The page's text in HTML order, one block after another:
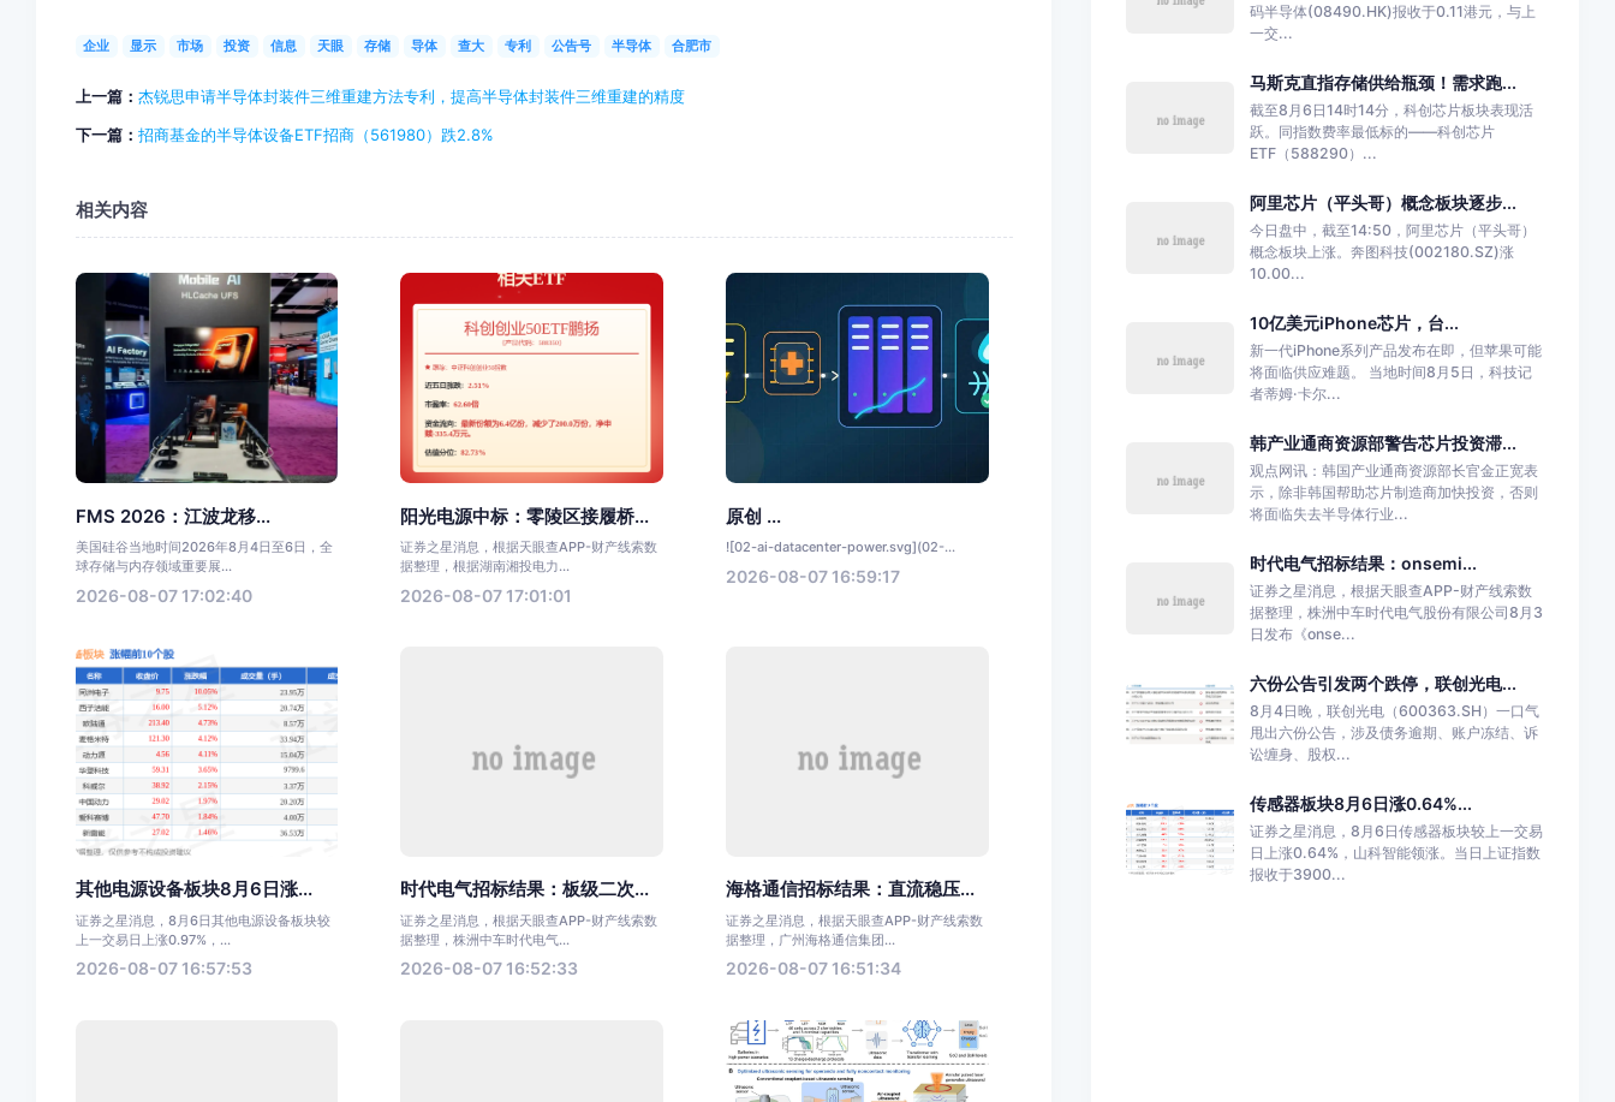
企业 显示 市场 投资 信息 天眼 存储 导体 查大 专利 公告号 半导体 合肥市
上一篇： 杰锐思申请半导体封装件三维重建方法专利，提高半导体封装件三维重建的精度
下一篇： 招商基金的半导体设备ETF招商（561980）跌2.8%
相关内容
FMS 2026：江波龙移...
美国硅谷当地时间2026年8月4日至6日，全
球存储与内存领域重要展...
2026-08-07 17:02:40
阳光电源中标：零陵区接履桥...
证券之星消息，根据天眼查APP-财产线索数
据整理，根据湖南湘投电力...
2026-08-07 17:01:01
原创 ...
![02-ai-datacenter-power.svg](02-...
2026-08-07 16:59:17
其他电源设备板块8月6日涨...
证券之星消息，8月6日其他电源设备板块较
上一交易日上涨0.97%，...
2026-08-07 16:57:53
时代电气招标结果：板级二次...
证券之星消息，根据天眼查APP-财产线索数
据整理，株洲中车时代电气...
2026-08-07 16:52:33
海格通信招标结果：直流稳压...
证券之星消息，根据天眼查APP-财产线索数
据整理，广州海格通信集团...
2026-08-07 16:51:34
码半导体(08490.HK)报收于0.11港元，与上
一交...
马斯克直指存储供给瓶颈！需求跑...
截至8月6日14时14分，科创芯片板块表现活
跃。同指数费率最低标的——科创芯片
ETF（588290）...
阿里芯片（平头哥）概念板块逐步...
今日盘中，截至14:50，阿里芯片（平头哥）
概念板块上涨。奔图科技(002180.SZ)涨
10.00...
10亿美元iPhone芯片，台...
新一代iPhone系列产品发布在即，但苹果可能
将面临供应难题。 当地时间8月5日，科技记
者蒂姆·卡尔...
韩产业通商资源部警告芯片投资滞...
观点网讯：韩国产业通商资源部长官金正宽表
示，除非韩国帮助芯片制造商加快投资，否则
将面临失去半导体行业...
时代电气招标结果：onsemi...
证券之星消息，根据天眼查APP-财产线索数
据整理，株洲中车时代电气股份有限公司8月3
日发布《onse...
六份公告引发两个跌停，联创光电...
8月4日晚，联创光电（600363.SH）一口气
甩出六份公告，涉及债务逾期、账户冻结、诉
讼缠身、股权...
传感器板块8月6日涨0.64%...
证券之星消息，8月6日传感器板块较上一交易
日上涨0.64%，山科智能领涨。当日上证指数
报收于3900...